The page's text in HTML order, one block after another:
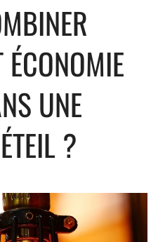
ÉCONOMIE
UNE
?